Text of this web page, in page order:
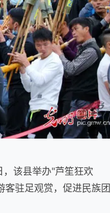
该县举办"芦笙狂欢
驻足观赏，促进民族团